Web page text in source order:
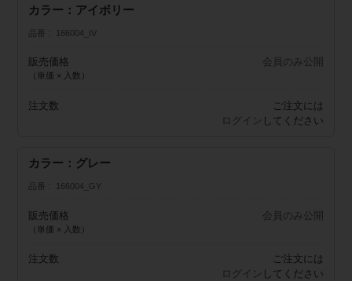
カラー：アイボリー
品番 166004_IV
販売価格
（単価 × 入数）
会員のみ公開
注文数
ご注文には
ログイン してください
カラー：グレー
品番 166004_GY
販売価格
（単価 × 入数）
会員のみ公開
注文数
ご注文には
ログイン してください